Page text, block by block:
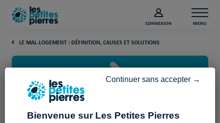
CONNEXION MENU
LE MAL-LOGEMENT : DÉFINITION, CAUSES ET SOLUTIONS
Bienvenue sur Les Petites Pierres
Continuer sans accepter →